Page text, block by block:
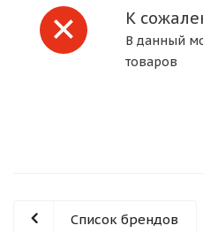
К
В данный
товаров
Список брендов